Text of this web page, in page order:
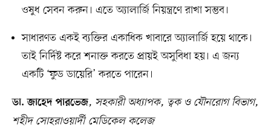
ওষুধ সেবন করুন। এতে অ্যালার্জি নিয়ন্ত্রণে রাখা সম্ভব।
সাধারণত একই ব্যক্তির একাধিক খাবারে অ্যালার্জি হয়ে থাকে।
তাই নির্দিষ্ট করে শনাক্ত করতে প্রায়ই অসুবিধা হয়। এ জন্য
একটি ‘ফুড ডায়েরি’ করতে পারেন।
ডা. জাহেদ পারভেজ, সহকারী অধ্যাপক, ত্বক ও যৌনরোগ বিভাগ,
শহীদ সোহরাওয়ার্দী মেডিকেল কলেজ